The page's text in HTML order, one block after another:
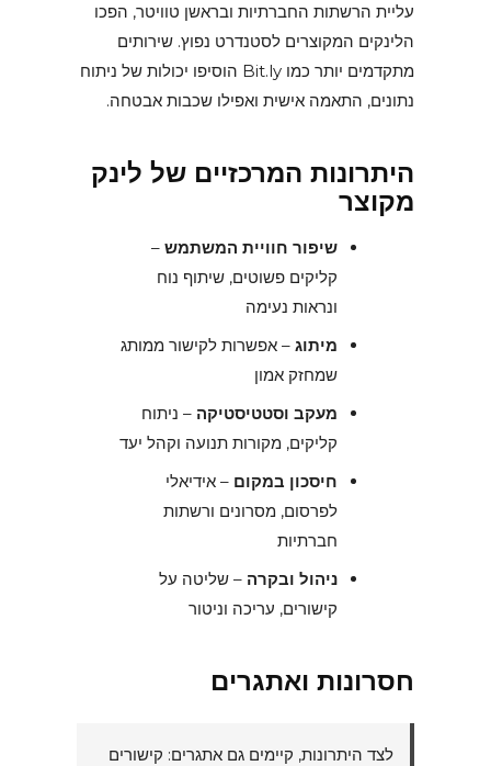
עליית הרשתות החברתיות ובראשן טוויטר, הפכו
הלינקים המקוצרים לסטנדרט נפוץ. שירותים
מתקדמים יותר כמו Bit.ly הוסיפו יכולות של ניתוח
נתונים, התאמה אישית ואפילו שכבות אבטחה.
היתרונות המרכזיים של לינק
מקוצר
שיפור חוויית המשתמש –
קליקים פשוטים, שיתוף נוח
ונראות נעימה
מיתוג – אפשרות לקישור ממותג
שמחזק אמון
מעקב וסטטיסטיקה – ניתוח
קליקים, מקורות תנועה וקהל יעד
חיסכון במקום – אידיאלי
לפרסום, מסרונים ורשתות
חברתיות
ניהול ובקרה – שליטה על
קישורים, עריכה וניטור
חסרונות ואתגרים
לצד היתרונות, קיימים גם אתגרים: קישורים